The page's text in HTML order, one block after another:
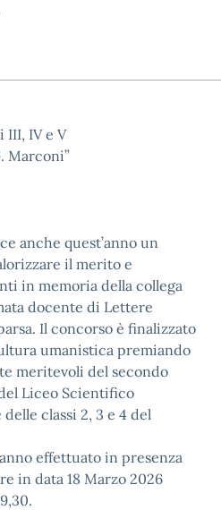
III, IV e V
Marconi”
anche quest’anno un
il merito e
in memoria della collega
docente di Lettere
Il concorso è finalizzato
umanistica premiando
meritevoli del secondo
Liceo Scientifico
classi 2, 3 e 4 del
effettuato in presenza
in data 18 Marzo 2026